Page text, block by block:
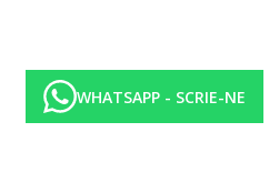
WHATSAPP - SCRIE-NE